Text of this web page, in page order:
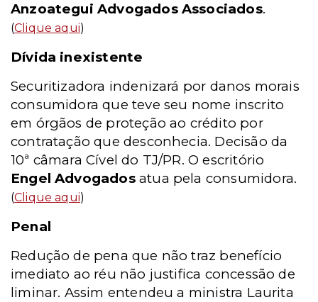
Anzoategui Advogados Associados.
(Clique aqui)
Dívida inexistente
Securitizadora indenizará por danos morais
consumidora que teve seu nome inscrito
em órgãos de proteção ao crédito por
contratação que desconhecia. Decisão da
10ª câmara Cível do TJ/PR. O escritório
Engel Advogadosatua pela consumidora.
(Clique aqui)
Penal
Redução de pena que não traz benefício
imediato ao réu não justifica concessão de
liminar. Assim entendeu a ministra Laurita